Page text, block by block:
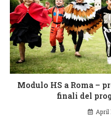
Modulo HS a Roma –
finali del
April